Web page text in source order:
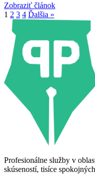
Zobraziť článok
1 2 3 4 Ďalšia »
Profesionálne služby v
skúseností, tisíce